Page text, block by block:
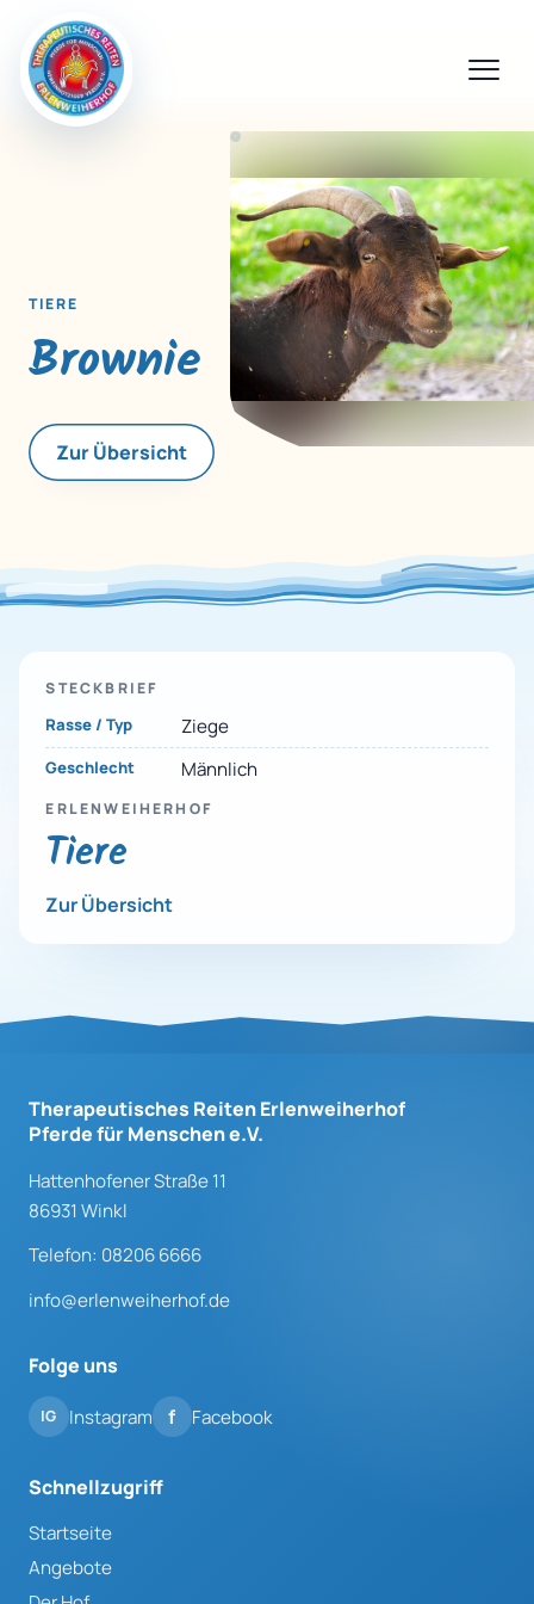
TIERE
Brownie
Zur Übersicht
STECKBRIEF
Rasse / Typ Ziege
Geschlecht Männlich
ERLENWEIHERHOF
Tiere
Zur Übersicht
Therapeutisches Reiten Erlenweiherhof
Pferde für Menschen e.V.
Hattenhofener Straße 11
86931 Winkl
Telefon: 08206 6666
info@erlenweiherhof.de
Folge uns
Instagram Facebook
Schnellzugriff
Startseite
Angebote